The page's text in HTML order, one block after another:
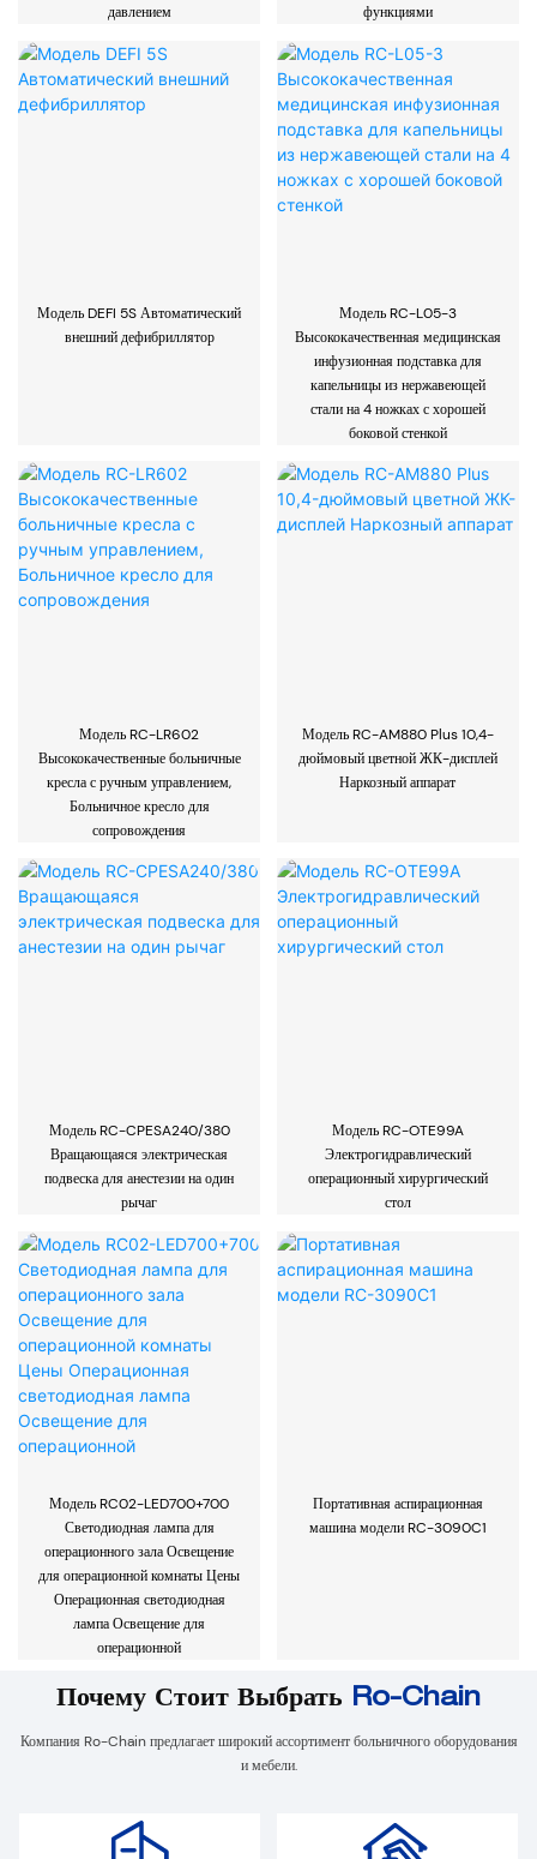
давлением
функциями
Модель DEFI 5S Автоматический
внешний дефибриллятор
Модель RC-L05-3
Высококачественная медицинская
инфузионная подставка для
капельницы из нержавеющей
стали на 4 ножках с хорошей
боковой стенкой
Модель RC-LR602
Высококачественные больничные
кресла с ручным управлением,
Больничное кресло для
сопровождения
Модель RC-AM880 Plus 10,4-
дюймовый цветной ЖК-дисплей
Наркозный аппарат
Модель RC-CPESA240/380
Вращающаяся электрическая
подвеска для анестезии на один
рычаг
Модель RC-OTE99A
Электрогидравлический
операционный хирургический
стол
Модель RC02-LED700+700
Светодиодная лампа для
операционного зала Освещение
для операционной комнаты Цены
Операционная светодиодная
лампа Освещение для
операционной
Портативная аспирационная
машина модели RC-3090C1
Почему Стоит Выбрать Ro-Chain
Компания Ro-Chain предлагает широкий ассортимент больничного оборудования
и мебели.